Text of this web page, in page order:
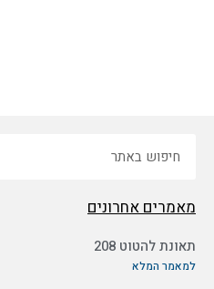
מאמרים אחרונים
תאונת להטוט 208
למאמר המלא